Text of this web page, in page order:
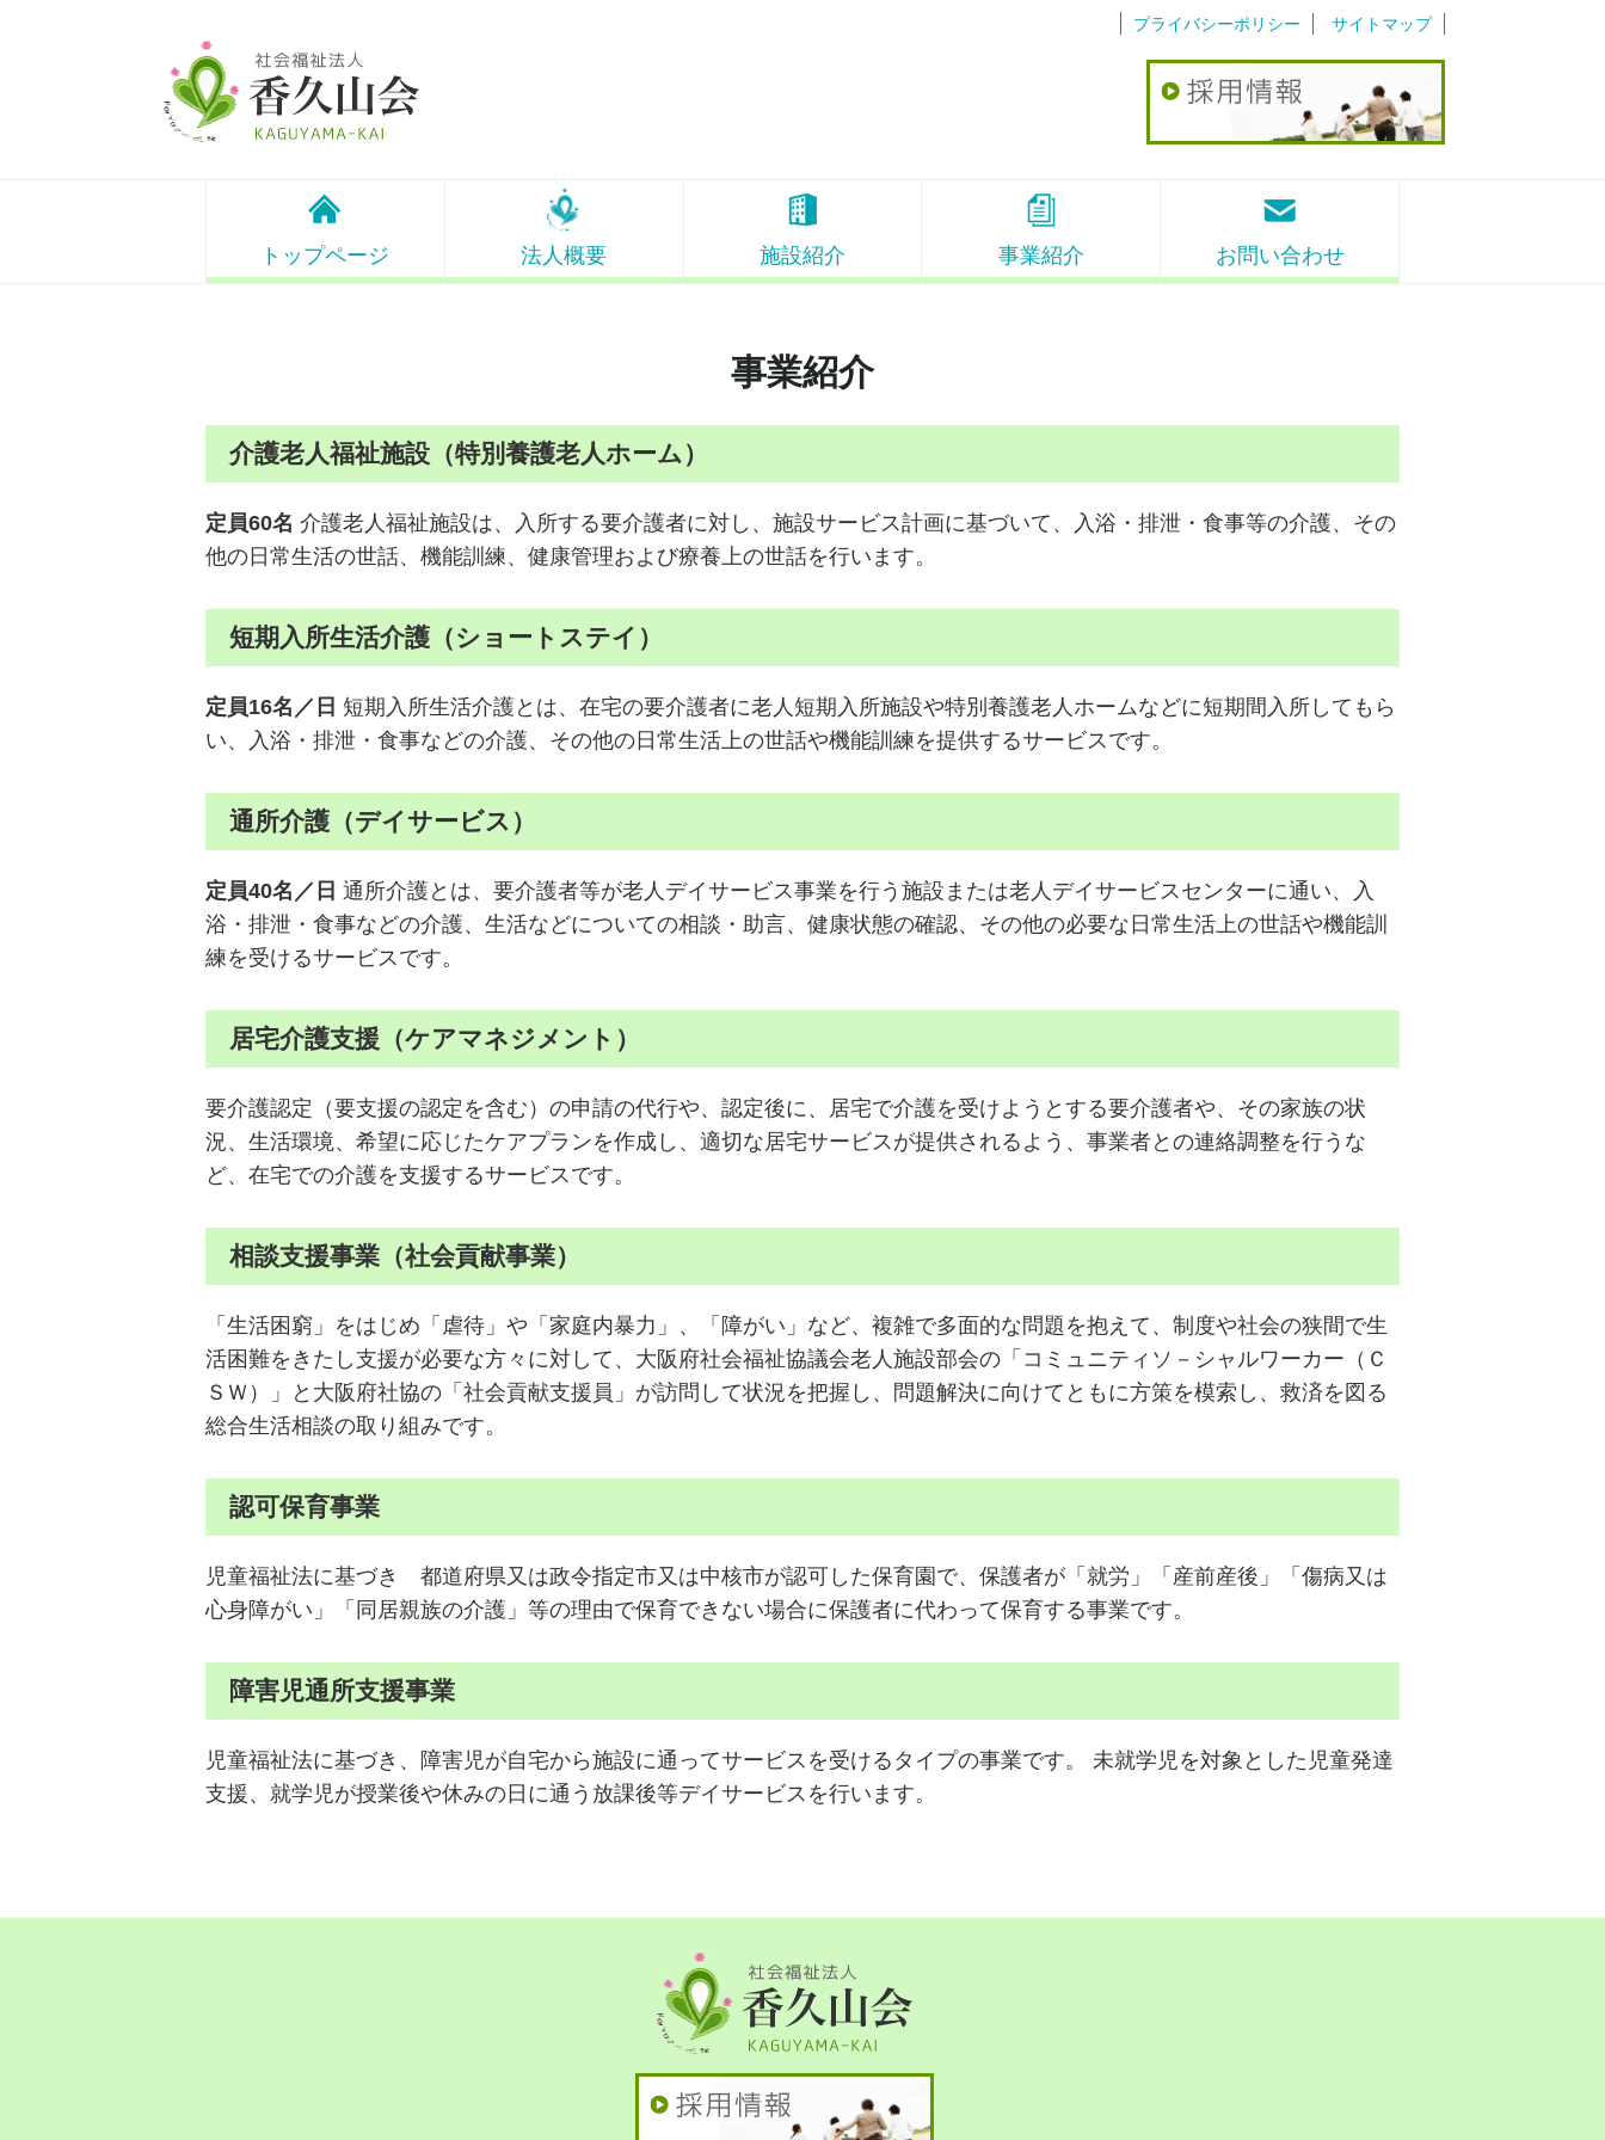
プライバシーポリシー サイトマップ
トップページ 法人概要 施設紹介 事業紹介 お問い合わせ
事業紹介
介護老人福祉施設（特別養護老人ホーム）
定員60名 介護老人福祉施設は、入所する要介護者に対し、施設サービス計画に基づいて、入浴・排泄・食事等の介護、その
他の日常生活の世話、機能訓練、健康管理および療養上の世話を行います。
短期入所生活介護（ショートステイ）
定員16名／日 短期入所生活介護とは、在宅の要介護者に老人短期入所施設や特別養護老人ホームなどに短期間入所してもら
い、入浴・排泄・食事などの介護、その他の日常生活上の世話や機能訓練を提供するサービスです。
通所介護（デイサービス）
定員40名／日 通所介護とは、要介護者等が老人デイサービス事業を行う施設または老人デイサービスセンターに通い、入
浴・排泄・食事などの介護、生活などについての相談・助言、健康状態の確認、その他の必要な日常生活上の世話や機能訓
練を受けるサービスです。
居宅介護支援（ケアマネジメント）
要介護認定（要支援の認定を含む）の申請の代行や、認定後に、居宅で介護を受けようとする要介護者や、その家族の状
況、生活環境、希望に応じたケアプランを作成し、適切な居宅サービスが提供されるよう、事業者との連絡調整を行うな
ど、在宅での介護を支援するサービスです。
相談支援事業（社会貢献事業）
「生活困窮」をはじめ「虐待」や「家庭内暴力」、「障がい」など、複雑で多面的な問題を抱えて、制度や社会の狭間で生
活困難をきたし支援が必要な方々に対して、大阪府社会福祉協議会老人施設部会の「コミュニティソ－シャルワーカー（Ｃ
ＳＷ）」と大阪府社協の「社会貢献支援員」が訪問して状況を把握し、問題解決に向けてともに方策を模索し、救済を図る
総合生活相談の取り組みです。
認可保育事業
児童福祉法に基づき 都道府県又は政令指定市又は中核市が認可した保育園で、保護者が「就労」「産前産後」「傷病又は
心身障がい」「同居親族の介護」等の理由で保育できない場合に保護者に代わって保育する事業です。
障害児通所支援事業
児童福祉法に基づき、障害児が自宅から施設に通ってサービスを受けるタイプの事業です。 未就学児を対象とした児童発達
支援、就学児が授業後や休みの日に通う放課後等デイサービスを行います。